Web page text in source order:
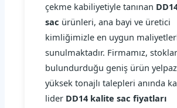
çekme kabiliyetiyle tanınan
sac ürünleri, ana bayi ve üretici
kimliğimizle en uygun
sunulmaktadır. Firmamız,
bulundurduğu geniş ürün
yüksek tonajlı talepleri anında
lider DD14 kalite sac fiyatları